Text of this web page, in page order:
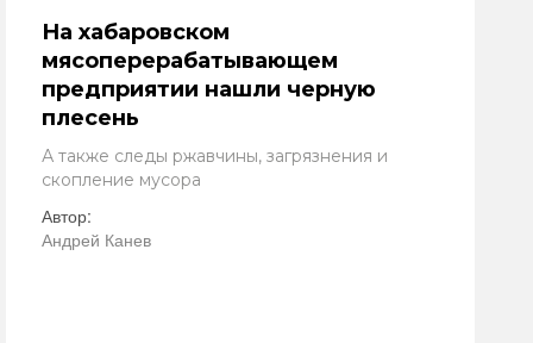
На хабаровском
мясоперерабатывающем
предприятии нашли черную
плесень
А также следы ржавчины, загрязнения и
скопление мусора
Автор:
Андрей Канев